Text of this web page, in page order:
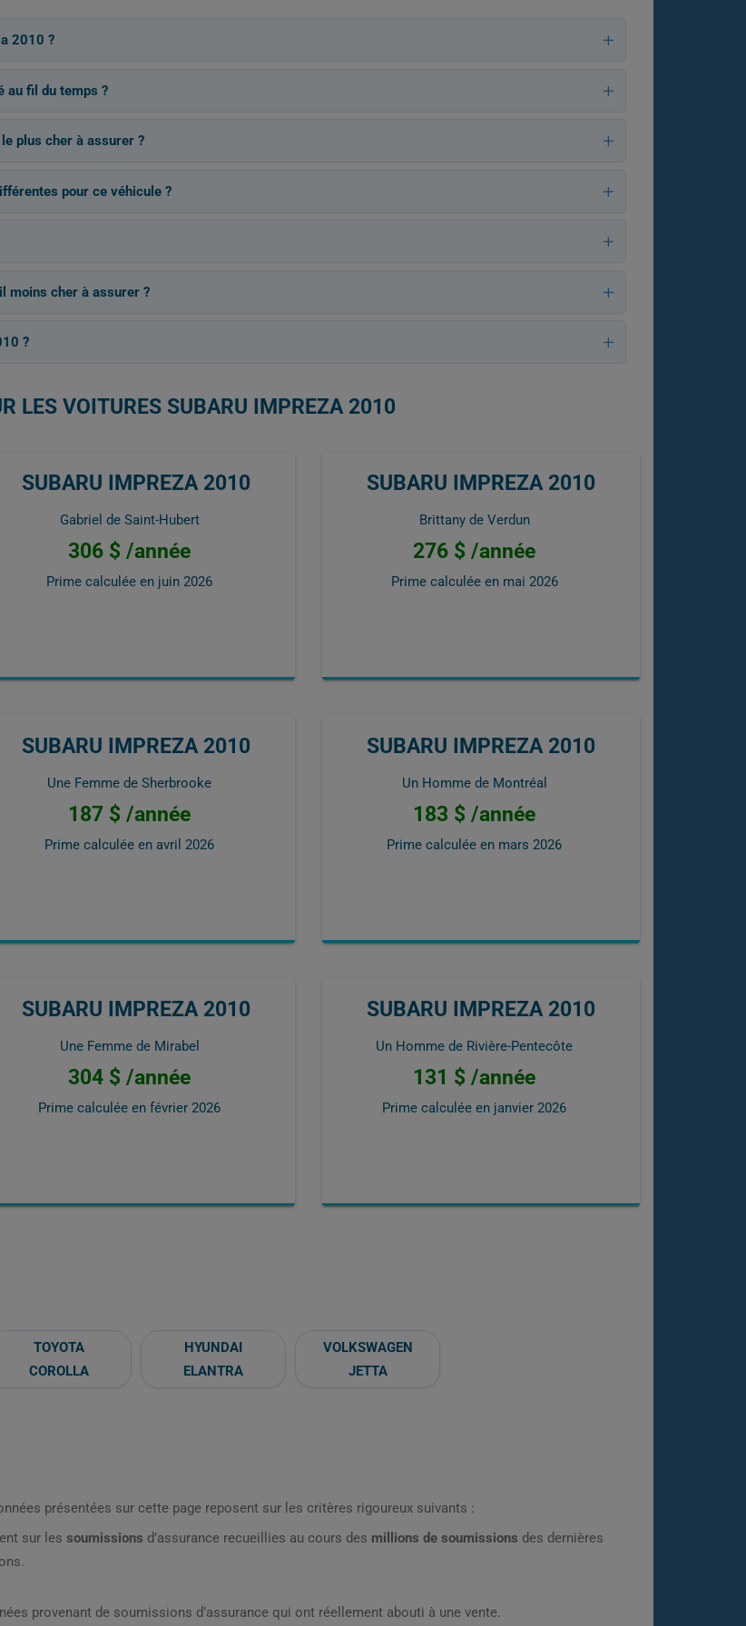
2010 ?
au fil du temps ?
plus cher à assurer ?
pour ce véhicule ?
moins cher à assurer ?
?
LES VOITURES SUBARU IMPREZA 2010
SUBARU IMPREZA 2010
Gabriel de Saint-Hubert
306 $ /année
Prime calculée en juin 2026
SUBARU IMPREZA 2010
Brittany de Verdun
276 $ /année
Prime calculée en mai 2026
SUBARU IMPREZA 2010
Une Femme de Sherbrooke
187 $ /année
Prime calculée en avril 2026
SUBARU IMPREZA 2010
Un Homme de Montréal
183 $ /année
Prime calculée en mars 2026
SUBARU IMPREZA 2010
Une Femme de Mirabel
304 $ /année
Prime calculée en février 2026
SUBARU IMPREZA 2010
Un Homme de Rivière-Pentecôte
131 $ /année
Prime calculée en janvier 2026
TOYOTA
COROLLA
HYUNDAI
ELANTRA
VOLKSWAGEN
JETTA
présentées sur cette page reposent sur les critères rigoureux suivants :
sur les soumissions d’assurance recueillies au cours des millions de soumissions des dernières
provenant de soumissions d’assurance qui ont réellement abouti à une vente.